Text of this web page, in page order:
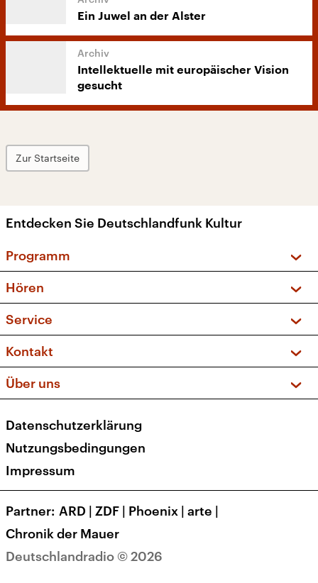
Ein Juwel an der Alster
Intellektuelle mit europäischer Vision
gesucht
Zur Startseite
Entdecken Sie Deutschlandfunk Kultur
Programm
Sendungen und Podcasts
Musikliste
Kakadu – Das Kinderprogramm
Hören
Frequenzen (UKW + DAB+)
Service
FAQ
Apps
Newsletter
Veranstaltungen
Kontakt
Social Media
Über uns
Presse
Karriere
Transparenz
Deutschlandradio © 2026
Datenschutzerklärung
Nutzungsbedingungen
Impressum
Partner ARD | ZDF | Phoenix | arte |
Chronik der Mauer